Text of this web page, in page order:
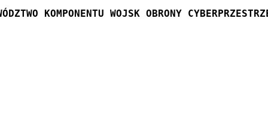
KOMPONENTU WOJSK OBRONY